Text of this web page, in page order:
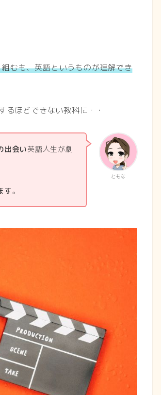
むも、英語というものが理解でき
るほどできない教科に・・
ともな
出会い英語人生が劇
す。